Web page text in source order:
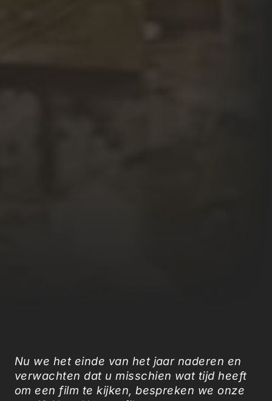
Nu we het einde van het jaar naderen en
verwachten dat u misschien wat tijd heeft
om een film te kijken, bespreken we onze